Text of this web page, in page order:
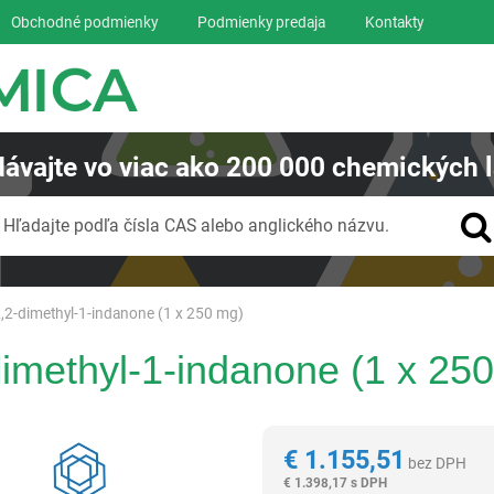
dimethyl-1-indanone (1 x 250 mg)
1-indanone (1 x
€1.155,51 bez DPH
€ 1.398,17 s DPH
Obchodné podmienky Podmienky predaja Kontakty
vo viac ako200 000 chemických
Hľadajte podľa čísla CAS alebo anglického názvu.